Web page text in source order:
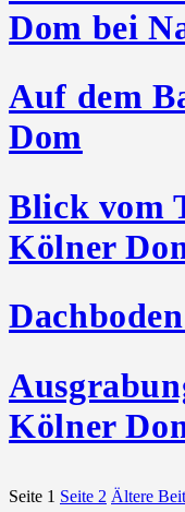
Dom bei
Auf dem
Dom
Blick vom
Kölner
Kölner
Seite 1 Seite 2 Ältere